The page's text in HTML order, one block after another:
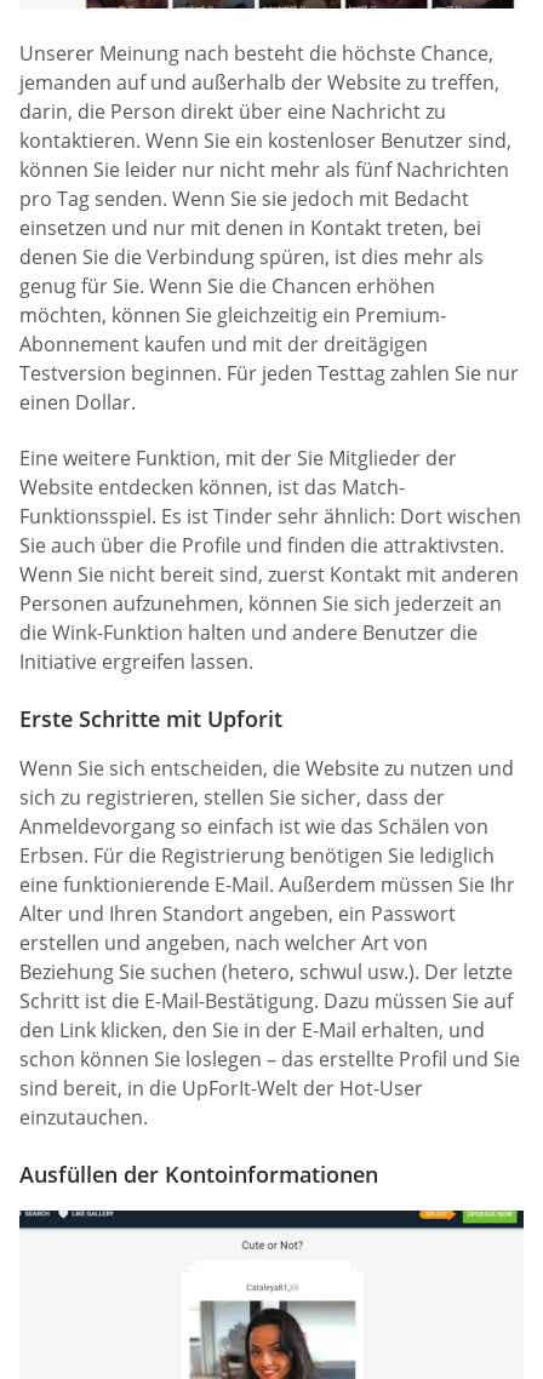
Unserer Meinung nach besteht die höchste Chance,
jemanden auf und außerhalb der Website zu treffen,
darin, die Person direkt über eine Nachricht zu
kontaktieren. Wenn Sie ein kostenloser Benutzer sind,
können Sie leider nur nicht mehr als fünf Nachrichten
pro Tag senden. Wenn Sie sie jedoch mit Bedacht
einsetzen und nur mit denen in Kontakt treten, bei
denen Sie die Verbindung spüren, ist dies mehr als
genug für Sie. Wenn Sie die Chancen erhöhen
möchten, können Sie gleichzeitig ein Premium-
Abonnement kaufen und mit der dreitägigen
Testversion beginnen. Für jeden Testtag zahlen Sie nur
einen Dollar.
Eine weitere Funktion, mit der Sie Mitglieder der
Website entdecken können, ist das Match-
Funktionsspiel. Es ist Tinder sehr ähnlich: Dort wischen
Sie auch über die Profile und finden die attraktivsten.
Wenn Sie nicht bereit sind, zuerst Kontakt mit anderen
Personen aufzunehmen, können Sie sich jederzeit an
die Wink-Funktion halten und andere Benutzer die
Initiative ergreifen lassen.
Erste Schritte mit Upforit
Wenn Sie sich entscheiden, die Website zu nutzen und
sich zu registrieren, stellen Sie sicher, dass der
Anmeldevorgang so einfach ist wie das Schälen von
Erbsen. Für die Registrierung benötigen Sie lediglich
eine funktionierende E-Mail. Außerdem müssen Sie Ihr
Alter und Ihren Standort angeben, ein Passwort
erstellen und angeben, nach welcher Art von
Beziehung Sie suchen (hetero, schwul usw.). Der letzte
Schritt ist die E-Mail-Bestätigung. Dazu müssen Sie auf
den Link klicken, den Sie in der E-Mail erhalten, und
schon können Sie loslegen – das erstellte Profil und Sie
sind bereit, in die UpForIt-Welt der Hot-User
einzutauchen.
Ausfüllen der Kontoinformationen